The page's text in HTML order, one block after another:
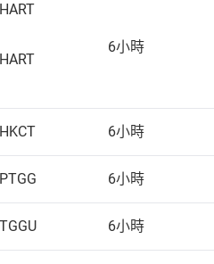
6小時
6小時
6小時
6小時